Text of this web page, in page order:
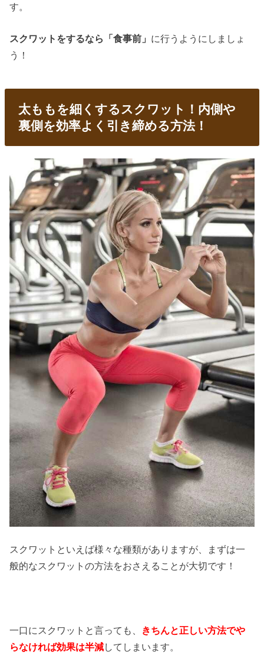
す。
スクワットをするなら「食事前」 に行うようにしましょ
う！
太ももを細くするスクワット！内側や
裏側を効率よく引き締める方法！
スクワットといえば様々な種類がありますが、まずは一
般的なスクワットの方法をおさえることが大切です！
一口にスクワットと言っても、 きちんと正しい方法でや
らなければ効果は半減してしまいます。